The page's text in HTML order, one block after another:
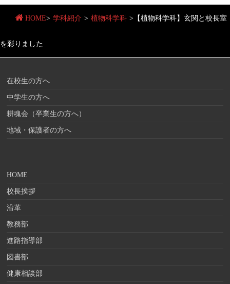
HOME> 学科紹介 > 植物科学科 > 【植物科学科】玄関と校長室
を彩りました
在校生の方へ
中学生の方へ
耕魂会（卒業生の方へ）
地域・保護者の方へ
HOME
校長挨拶
沿革
教務部
進路指導部
図書部
健康相談部